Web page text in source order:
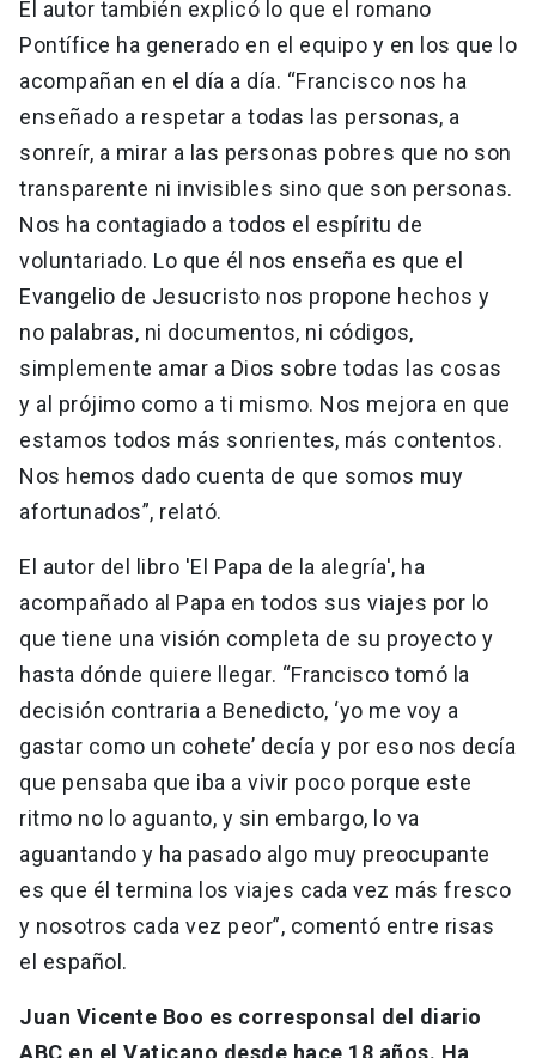
El autor también explicó lo que el romano
Pontífice ha generado en el equipo y en los que lo
acompañan en el día a día. “Francisco nos ha
enseñado a respetar a todas las personas, a
sonreír, a mirar a las personas pobres que no son
transparente ni invisibles sino que son personas.
Nos ha contagiado a todos el espíritu de
voluntariado. Lo que él nos enseña es que el
Evangelio de Jesucristo nos propone hechos y
no palabras, ni documentos, ni códigos,
simplemente amar a Dios sobre todas las cosas
y al prójimo como a ti mismo. Nos mejora en que
estamos todos más sonrientes, más contentos.
Nos hemos dado cuenta de que somos muy
afortunados”, relató.
El autor del libro 'El Papa de la alegría', ha
acompañado al Papa en todos sus viajes por lo
que tiene una visión completa de su proyecto y
hasta dónde quiere llegar. “Francisco tomó la
decisión contraria a Benedicto, ‘yo me voy a
gastar como un cohete’ decía y por eso nos decía
que pensaba que iba a vivir poco porque este
ritmo no lo aguanto, y sin embargo, lo va
aguantando y ha pasado algo muy preocupante
es que él termina los viajes cada vez más fresco
y nosotros cada vez peor”, comentó entre risas
el español.
Juan Vicente Boo es corresponsal del diario
ABC en el Vaticano desde hace 18 años. Ha